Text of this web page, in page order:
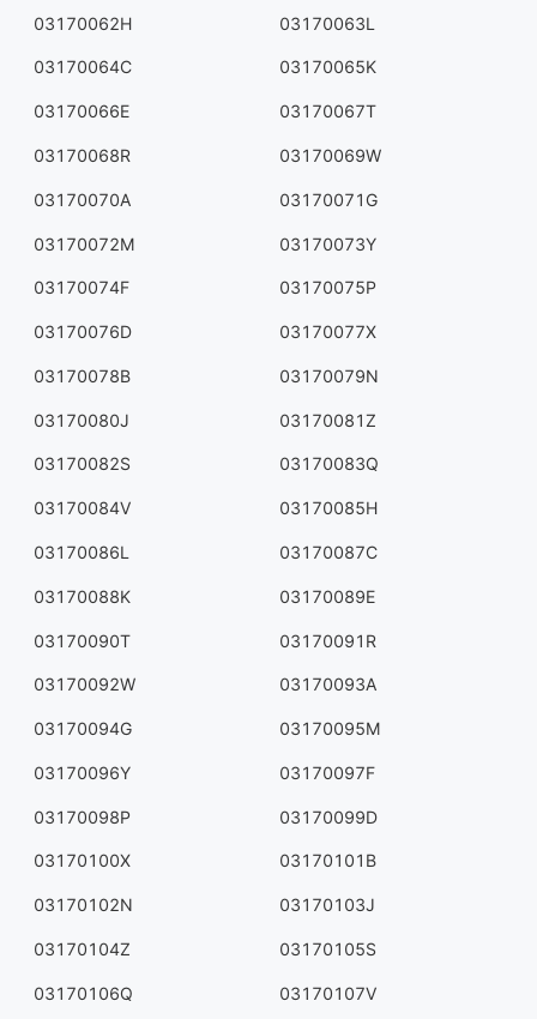
03170062H 03170063L
03170064C 03170065K
03170066E 03170067T
03170068R 03170069W
03170070A 03170071G
03170072M 03170073Y
03170074F 03170075P
03170076D 03170077X
03170078B 03170079N
03170080J 03170081Z
03170082S 03170083Q
03170084V 03170085H
03170086L 03170087C
03170088K 03170089E
03170090T 03170091R
03170092W 03170093A
03170094G 03170095M
03170096Y 03170097F
03170098P 03170099D
03170100X 03170101B
03170102N 03170103J
03170104Z 03170105S
03170106Q 03170107V